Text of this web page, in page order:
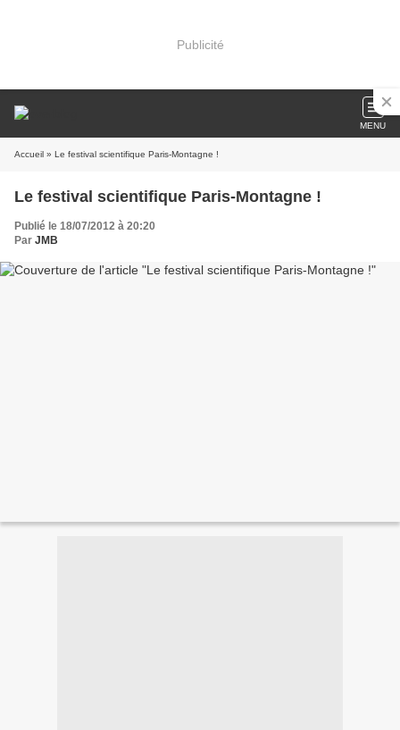
Publicité
MENU
Accueil » Le festival scientifique Paris-Montagne !
Le festival scientifique Paris-Montagne !
Publié le 18/07/2012 à 20:20
Par JMB